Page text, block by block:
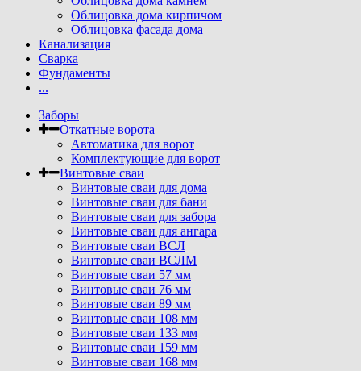
Облицовка дома кирпичом
Облицовка фасада дома
Канализация
Сварка
Фундаменты
...
Заборы
Откатные ворота
Автоматика для ворот
Комплектующие для ворот
Винтовые сваи
Винтовые сваи для дома
Винтовые сваи для бани
Винтовые сваи для забора
Винтовые сваи для ангара
Винтовые сваи ВСЛ
Винтовые сваи ВСЛМ
Винтовые сваи 57 мм
Винтовые сваи 76 мм
Винтовые сваи 89 мм
Винтовые сваи 108 мм
Винтовые сваи 133 мм
Винтовые сваи 159 мм
Винтовые сваи 168 мм